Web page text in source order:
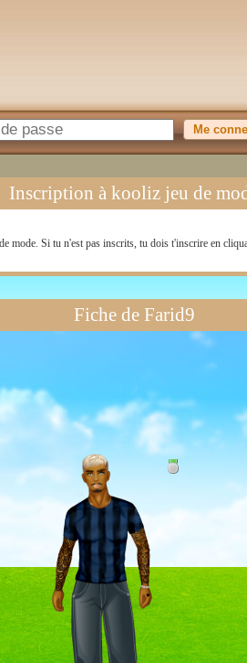
Inscription à kooliz jeu de
mode. Si tu n'est pas inscrits, tu dois t'inscrire en
Fiche de Farid9